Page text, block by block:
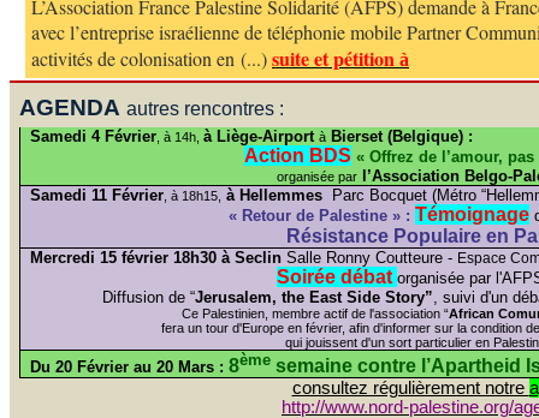
L’Association France Palestine Solidarité (AFPS) demande à
avec l’entreprise israélienne de téléphonie mobile Partner
activités de colonisation en (...)suite et pétition à
AGENDA autres rencontres :
Samedi 4 Février , à 14h, à Liège-Airport à Bierset (Belgique) :
Action BDS « Offrez de l’amour,
organisée par
l’Association Belgo-
Samedi 11 Février , à 18h15, à Hellemmes
Parc Bocquet (Métro
« Retour de Palestine » : Témoignage
Résistance Populaire en
Mercredi 15 février 18h30 à Seclin Salle Ronny Coutteure - Espace
Soirée débat organisée par
Diffusion de “Jerusalem, the East Side Story”, suivi d'un
Ce Palestinien, membre actif de l'association “African
fera un tour d'Europe en février, afin d'informer sur la condition
qui jouissent d'un sort particulier en
Du 20 Février au 20 Mars : 8ème semaine contre l’Apartheid
consultez régulièrement notre
http://www.nord-palestine.org/